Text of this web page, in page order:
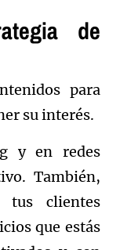
de
para
su interés.
y en redes
También,
tus clientes
que estás